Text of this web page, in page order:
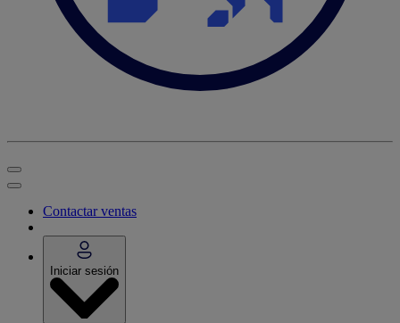
Contactar ventas
Iniciar sesión